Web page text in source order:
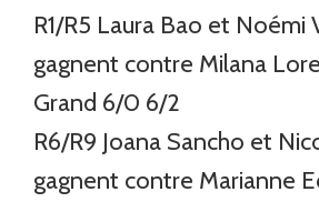
R1/R5 Laura Bao et Noémi
gagnent contre Milana
Grand 6/0 6/2
R6/R9 Joana Sancho et
gagnent contre Marianne